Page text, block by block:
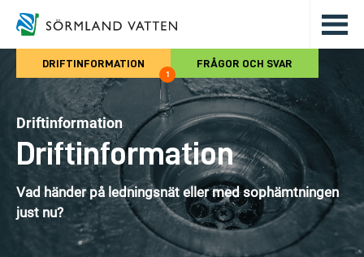
Hoppa till det huvudsakliga
DRIFTINFORMATION
1
FRÅGOR OCH SVAR
Driftinformation
Driftinformation
Vad händer på ledningsnät eller med sophämtningen
just nu?